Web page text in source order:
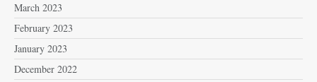
March 2023
February 2023
January 2023
December 2022